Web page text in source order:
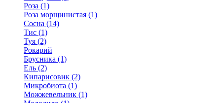
Роза (1)
Роза морщинистая (1)
Сосна (14)
Тис (1)
Туя (2)
Рокарий
Брусника (1)
Ель (2)
Кипарисовик (2)
Микробиота (1)
Можжевельник (1)